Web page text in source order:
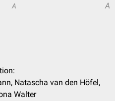
A A
Natascha van den Höfel,
Walter